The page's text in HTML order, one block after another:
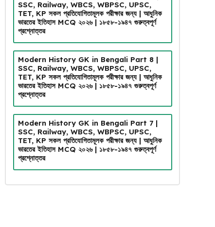
SSC, Railway, WBCS, WBPSC, UPSC,
TET, KP সকল প্রতিযোগিতামূলক পরীক্ষার জন্য | আধুনিক
ভারতের ইতিহাস MCQ ২০২৬ | ১৮৫৮-১৯৪৭ গুরুত্বপূর্ণ
প্রশ্নোত্তর
Modern History GK in Bengali Part 8 |
SSC, Railway, WBCS, WBPSC, UPSC,
TET, KP সকল প্রতিযোগিতামূলক পরীক্ষার জন্য | আধুনিক
ভারতের ইতিহাস MCQ ২০২৬ | ১৮৫৮-১৯৪৭ গুরুত্বপূর্ণ
প্রশ্নোত্তর
Modern History GK in Bengali Part 7 |
SSC, Railway, WBCS, WBPSC, UPSC,
TET, KP সকল প্রতিযোগিতামূলক পরীক্ষার জন্য | আধুনিক
ভারতের ইতিহাস MCQ ২০২৬ | ১৮৫৮-১৯৪৭ গুরুত্বপূর্ণ
প্রশ্নোত্তর